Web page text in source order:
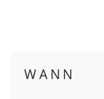
WANN